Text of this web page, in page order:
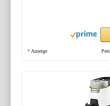
* Anzeige